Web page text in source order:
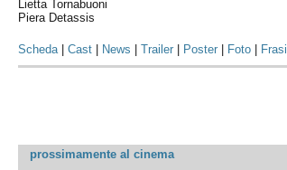
Lietta Tornabuoni
Piera Detassis
Scheda|Cast News |Trailer Poster Foto Frasi
prossimamente al cinema